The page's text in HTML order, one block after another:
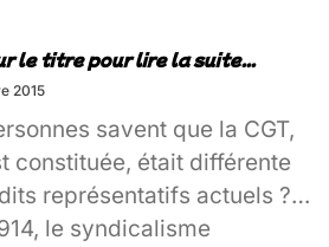
2015
savent que la CGT,
constituée, était différente
représentatifs actuels ?
le syndicalisme